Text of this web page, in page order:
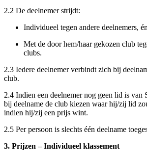
2.2 De deelnemer strijdt:
Individueel tegen andere deelnemers, én
Met de door hem/haar gekozen club
clubs.
2.3 Iedere deelnemer verbindt zich bij
club.
2.4 Indien een deelnemer nog geen lid is
bij deelname de club kiezen waar hij/zij lid
indien hij/zij een prijs wint.
2.5 Per persoon is slechts één deelname
3. Prijzen – Individueel klassement